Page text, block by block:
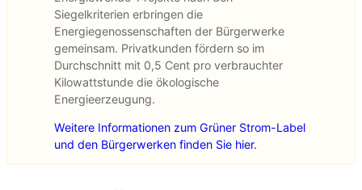
Siegelkriterien erbringen die
Energiegenossenschaften der Bürgerwerke
gemeinsam. Privatkunden fördern so im
Durchschnitt mit 0,5 Cent pro verbrauchter
Kilowattstunde die ökologische
Energieerzeugung.
Weitere Informationen zum Grüner Strom-Label
und den Bürgerwerken finden Sie hier.